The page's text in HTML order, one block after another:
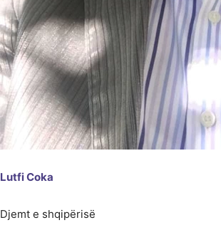
Lutfi Coka
Djemt e shqipërisë